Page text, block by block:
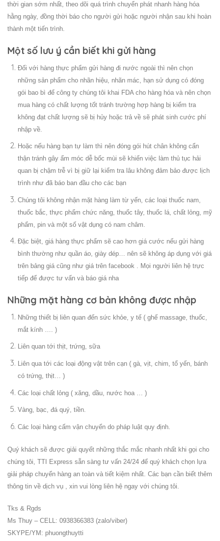
thời gian sớm nhất, theo dõi quá trình chuyển phát nhanh hàng hóa
hằng ngày, đồng thời báo cho người gửi hoặc người nhận sau khi hoàn
thành một tiến trình.
Một số lưu ý cần biết khi gửi hàng
Đối với hàng thực phẩm gửi hàng đi nước ngoài thì nên chọn
những sản phẩm cho nhãn hiệu, nhãn mác, hạn sử dụng có đóng
gói bao bì để công ty chúng tôi khai FDA cho hàng hóa và nên chọn
mua hàng có chất lượng tốt tránh trường hợp hàng bị kiểm tra
không đạt chất lượng sẽ bị hủy hoặc trả về sẽ phát sinh cước phí
nhập về.
Hoặc nếu hàng bạn tự làm thì nên đóng gói hút chân không cẩn
thận tránh gây ẩm móc dễ bốc mùi sẽ khiến việc làm thủ tục hải
quan bị chậm trễ vì bị giữ lại kiểm tra lâu không đảm bảo được lịch
trình như đã báo ban đầu cho các bạn
Chúng tôi không nhận mặt hàng làm từ yến, các loại thuốc nam,
thuốc bắc, thực phẩm chức năng, thuốc tây, thuốc lá, chất lỏng, mỹ
phẩm, pin và một số vật dụng có nam châm.
Đặc biệt, giá hàng thực phẩm sẽ cao hơn giá cước nếu gửi hàng
bình thường như quần áo, giày dép… nên sẽ không áp dụng với giá
trên bảng giá cũng như giá trên facebook . Mọi người liên hệ trực
tiếp để được tư vấn và báo giá nha
Những mặt hàng cơ bản không được nhập
Những thiết bị liên quan đến sức khỏe, y tế ( ghế massage, thuốc,
mắt kính …. )
Liên quan tới thịt, trứng, sữa
Liên qua tới các loại động vật trên cạn ( gà, vịt, chim, tổ yến, bánh
có trứng, thịt… )
Các loại chất lỏng ( xăng, dầu, nước hoa … )
Vàng, bạc, đá quý, tiền.
Các loại hàng cấm vận chuyển do pháp luật quy định.
Quý khách sẽ được giải quyết những thắc mắc nhanh nhất khi gọi cho
chúng tôi, TTI Express sẵn sàng tư vấn 24/24 để quý khách chọn lựa
giải pháp chuyển hàng an toàn và tiết kiệm nhất. Các bạn cần biết thêm
thông tin về dịch vụ , xin vui lòng liên hệ ngay với chúng tôi.
Tks & Rgds
Ms Thuy – CELL: 0938366383 (zalo/viber)
SKYPE/YM: phuongthuytti